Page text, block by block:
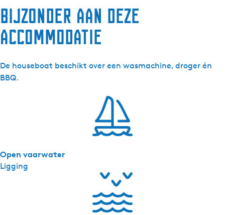
Bijzonder aan deze
accommodatie
De houseboat beschikt over een wasmachine, droger én
BBQ.
Ligging
Open vaarwater
m
e
-
o
t